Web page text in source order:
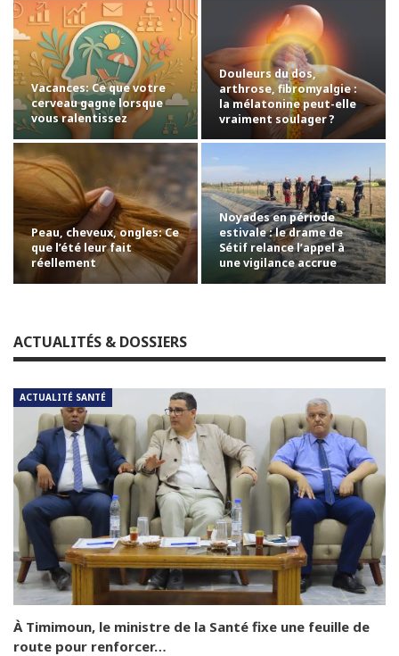
Vacances: Ce que votre
cerveau gagne lorsque
vous ralentissez
Douleurs du dos,
arthrose, fibromyalgie :
la mélatonine peut-elle
vraiment soulager ?
Peau, cheveux, ongles: Ce
que l’été leur fait
réellement
Noyades en période
estivale : le drame de
Sétif relance l’appel à
une vigilance accrue
ACTUALITÉS & DOSSIERS
ACTUALITÉ SANTÉ
À Timimoun, le ministre de la Santé fixe une feuille de
route pour renforcer…